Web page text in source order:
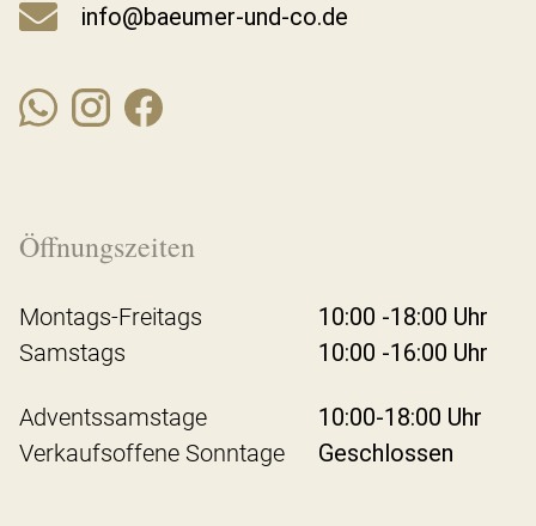
info@baeumer-und-co.de
Öffnungszeiten
Montags-Freitags
10:00 -18:00 Uhr
Samstags
10:00 -16:00 Uhr
Adventssamstage
10:00-18:00 Uhr
Verkaufsoffene Sonntage
Geschlossen